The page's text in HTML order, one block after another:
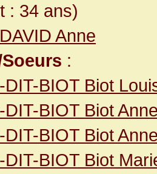
: 34 ans)
DAVID Anne
:
DIT-BIOT Biot
DIT-BIOT Biot
BIOT Biot
DIT-BIOT Biot